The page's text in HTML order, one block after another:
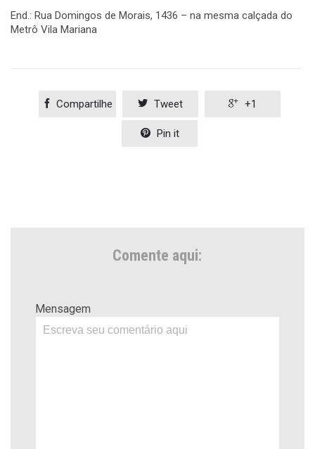
End.: Rua Domingos de Morais, 1436 – na mesma calçada do
Metrô Vila Mariana
 Compartilhe  Tweet  +1
 Pin it
Comente aqui:
Mensagem